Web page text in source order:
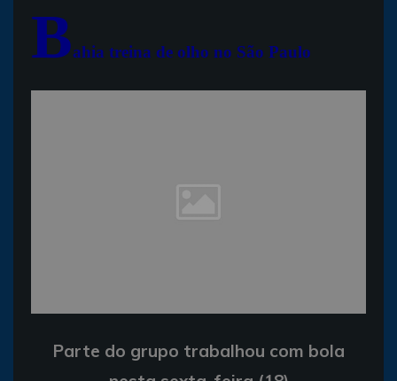
Bahia treina de olho no São Paulo
Parte do grupo trabalhou com bola